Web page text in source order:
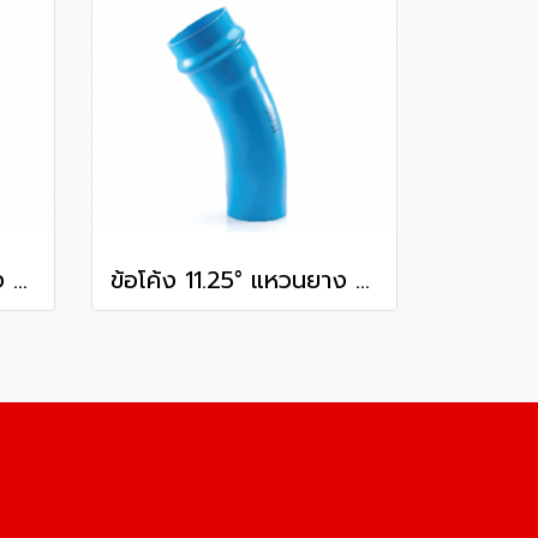
ข้อโค้ง 11.25° แหวนยาง ES1 SCG ขนาด 350 มม. (14 นิ้ว ) ชั้น 13.5 ข้อโค้ง 11.25° แหวนยาง ES1 SCG ขนาด 300 มม. (12 นิ้ว ) ชั้น 13.5